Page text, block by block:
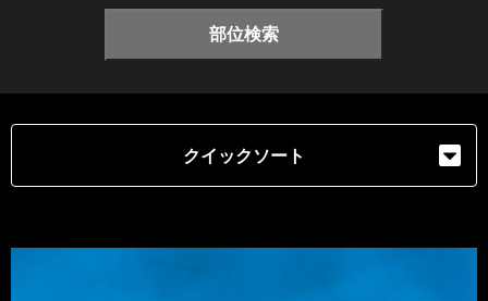
部位検索
クイックソート